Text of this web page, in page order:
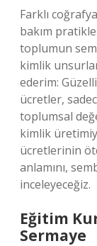
Farklı
bakım
toplumun
kimlik
ederim:
ücretler,
toplumsal
kimlik
ücretlerinin
anlamını,
inceleyeceğiz.
Eğitim
Sermaye